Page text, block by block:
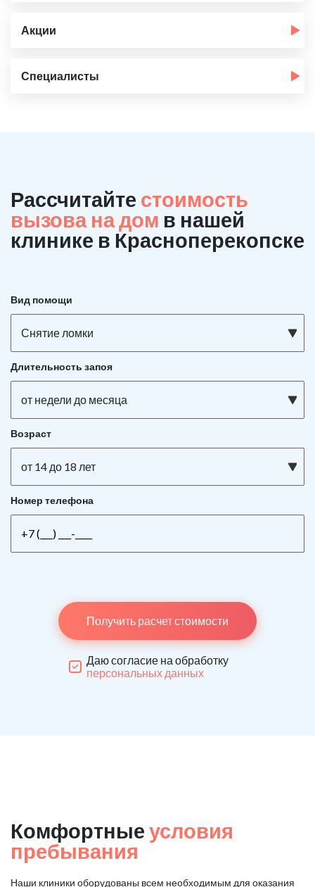
Акции
Специалисты
Рассчитайте стоимость
вызова на дом в нашей
клинике в Красноперекопске
Вид помощи
Снятие ломки
Длительность запоя
от недели до месяца
Возраст
от 14 до 18 лет
Номер телефона
Получить расчет стоимости
Даю согласие на обработку
персональных данных
Комфортные условия
пребывания
Наши клиники оборудованы всем необходимым для оказания